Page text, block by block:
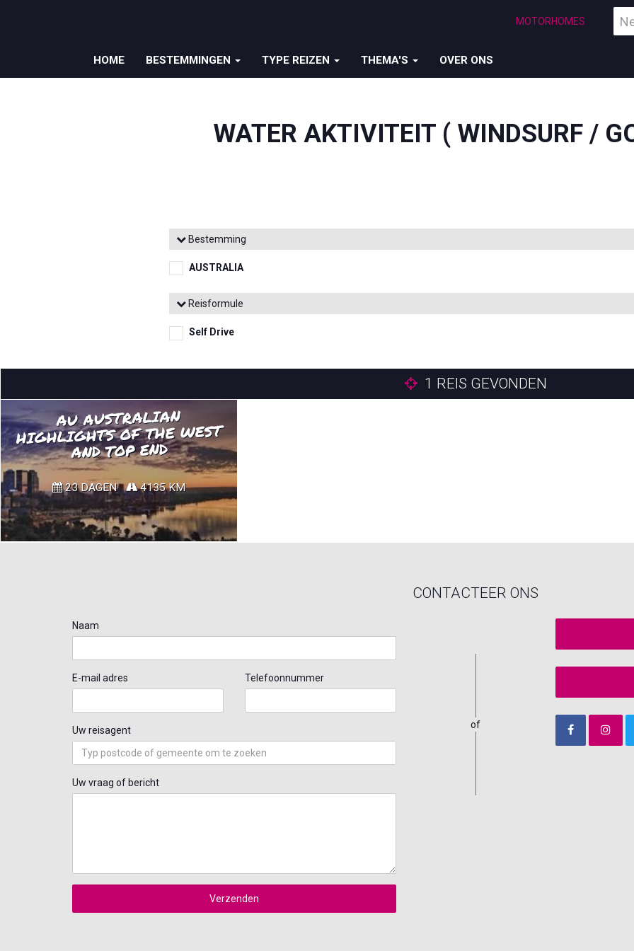
MOTORHOMES
een
HOME BESTEMMINGEN TYPE REIZEN THEMA'S OVER ONS
WATER AKTIVITEIT ( WINDSURF /
Bestemming
AUSTRALIA
Reisformule
Self Drive
1 REIS GEVONDEN
AU AUSTRALIAN
HIGHLIGHTS OF THE WEST
AND TOP END
23 DAGEN 4135 KM
CONTACTEER ONS
Naam
E-mail adres Telefoonnummer
Uw reisagent
Uw vraag of bericht
Verzenden
of